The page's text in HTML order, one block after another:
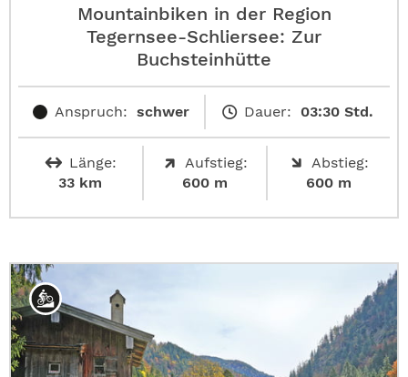
Mountainbiken in der Region
Tegernsee-Schliersee: Zur
Buchsteinhütte
Anspruch: schwer Dauer: 03:30 Std.
Länge:
33 km
Aufstieg:
600 m
Abstieg:
600 m